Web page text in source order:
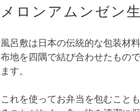
メロンアムンゼン
風呂敷は日本の伝統的な包装材
布地を四隅で結び合わせたもの
ます。
これを使ってお弁当を包むこと